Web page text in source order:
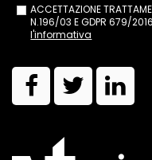
ACCETTAZIONE
N.196/03 E GDPR 679/
l'informativa